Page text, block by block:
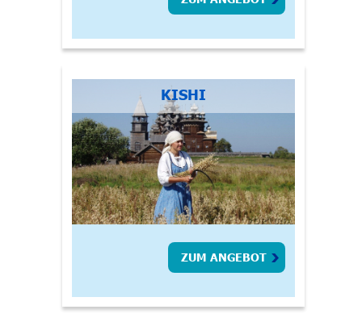
KISHI
ZUM ANGEBOT